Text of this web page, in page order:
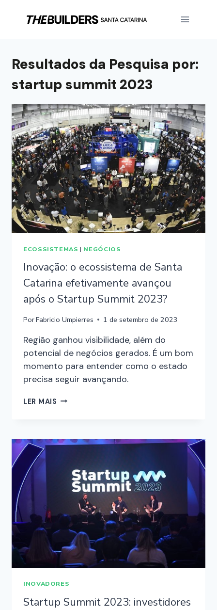
Resultados da Pesquisa por:
startup summit 2023
ECOSSISTEMAS | NEGÓCIOS
Inovação: o ecossistema de Santa
Catarina efetivamente avançou
após o Startup Summit 2023?
PorFabricio Umpierres 1 de setembro de 2023
Região ganhou visibilidade, além do
potencial de negócios gerados. É um bom
momento para entender como o estado
precisa seguir avançando.
LER MAIS
INOVADORES
Startup Summit 2023: investidores